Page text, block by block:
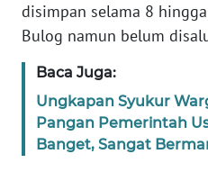
disimpan selama 8
Bulog namun belum
Baca Juga:
Ungkapan Syukur
Pangan Pemerintah
Banget, Sangat
Wahana
News
Regional
WN
SUMUT